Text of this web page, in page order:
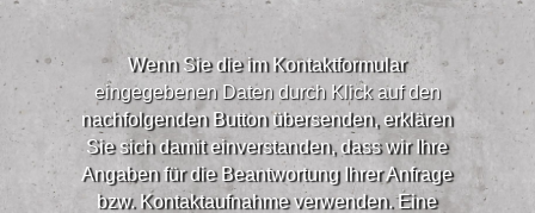
Wenn Sie die im Kontaktformular
eingegebenen Daten durch Klick auf den
nachfolgenden Button übersenden, erklären
Sie sich damit einverstanden, dass wir Ihre
Angaben für die Beantwortung Ihrer Anfrage
bzw. Kontaktaufnahme verwenden. Eine